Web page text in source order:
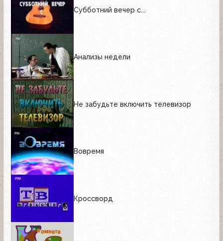
Субботний вечер с...
Анализы недели
Не забудьте включить телевизор
Вовремя
Кроссворд